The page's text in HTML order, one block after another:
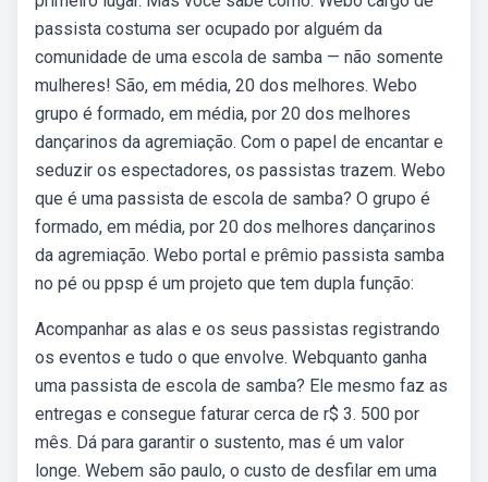
passista costuma ser ocupado por alguém da
comunidade de uma escola de samba — não somente
mulheres! São, em média, 20 dos melhores. Webo
grupo é formado, em média, por 20 dos melhores
dançarinos da agremiação. Com o papel de encantar e
seduzir os espectadores, os passistas trazem. Webo
que é uma passista de escola de samba? O grupo é
formado, em média, por 20 dos melhores dançarinos
da agremiação. Webo portal e prêmio passista samba
no pé ou ppsp é um projeto que tem dupla função:
Acompanhar as alas e os seus passistas registrando
os eventos e tudo o que envolve. Webquanto ganha
uma passista de escola de samba? Ele mesmo faz as
entregas e consegue faturar cerca de r$ 3. 500 por
mês. Dá para garantir o sustento, mas é um valor
longe. Webem são paulo, o custo de desfilar em uma